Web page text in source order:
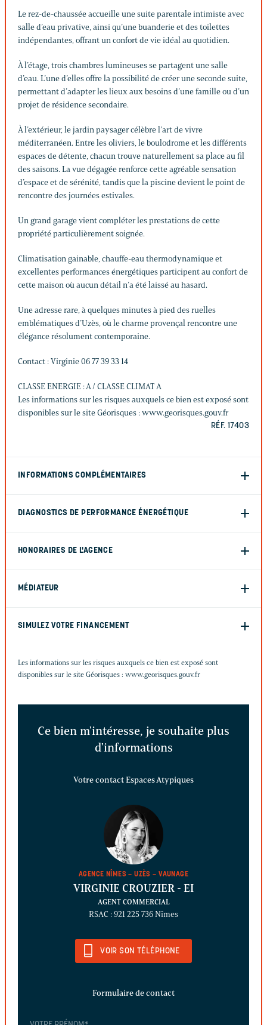
Le rez-de-chaussée accueille une suite parentale intimiste avec
salle d’eau privative, ainsi qu’une buanderie et des toilettes
indépendantes, offrant un confort de vie idéal au quotidien.
À l’étage, trois chambres lumineuses se partagent une salle
d’eau. L’une d’elles offre la possibilité de créer une seconde suite,
permettant d’adapter les lieux aux besoins d’une famille ou d’un
projet de résidence secondaire.
À l’extérieur, le jardin paysager célèbre l’art de vivre
méditerranéen. Entre les oliviers, le boulodrome et les différents
espaces de détente, chacun trouve naturellement sa place au fil
des saisons. La vue dégagée renforce cette agréable sensation
d’espace et de sérénité, tandis que la piscine devient le point de
rencontre des journées estivales.
Un grand garage vient compléter les prestations de cette
propriété particulièrement soignée.
Climatisation gainable, chauffe-eau thermodynamique et
excellentes performances énergétiques participent au confort de
cette maison où aucun détail n’a été laissé au hasard.
Une adresse rare, à quelques minutes à pied des ruelles
emblématiques d’Uzès, où le charme provençal rencontre une
élégance résolument contemporaine.
Contact : Virginie 06 77 39 33 14
CLASSE ENERGIE : A / CLASSE CLIMAT A
Les informations sur les risques auxquels ce bien est exposé sont
disponibles sur le site Géorisques : www.georisques.gouv.fr
RÉF. 17403
INFORMATIONS COMPLÉMENTAIRES
DIAGNOSTICS DE PERFORMANCE ÉNERGÉTIQUE
HONORAIRES DE L'AGENCE
MÉDIATEUR
SIMULEZ VOTRE FINANCEMENT
Les informations sur les risques auxquels ce bien est exposé sont
disponibles sur le site Géorisques : www.georisques.gouv.fr
Ce bien m'intéresse, je souhaite plus
d'informations
Votre contact Espaces Atypiques
AGENCE NÎMES – UZÈS – VAUNAGE
VIRGINIE CROUZIER - EI
AGENT COMMERCIAL
RSAC : 921 225 736 Nîmes
VOIR SON TÉLÉPHONE
Formulaire de contact